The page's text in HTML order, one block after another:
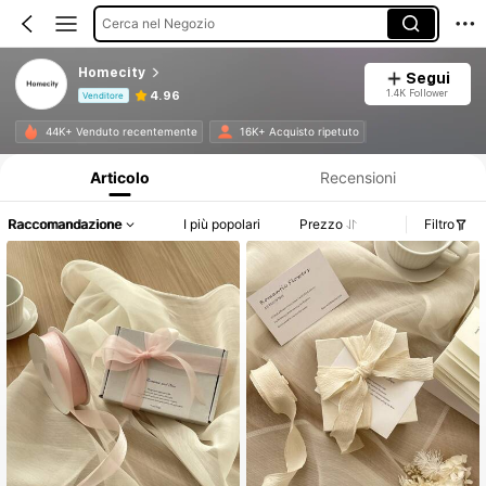
Cerca nel Negozio
Homecity
Venditore 4.96
Segui
1.4K Follower
44K+ Venduto recentemente 16K+ Acquisto ripetuto
Articolo Recensioni
Raccomandazione I più popolari Prezzo Filtro